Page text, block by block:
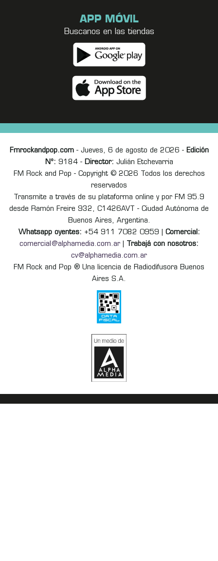
APP MÓVIL
Buscanos en las tiendas
Fmrockandpop.com- Jueves, 6 de agosto de 2026 - Edición
Nº: 9184 - Director: Julián Etchevarria
FM Rock and Pop - Copyright © 2026 Todos los derechos
reservados
Transmite a través de su plataforma online y por FM 95.9
desde Ramón Freire 932, C1426AVT - Ciudad Autónoma de
Buenos Aires, Argentina.
Whatsapp oyentes: +54 911 7082 0959 | Comercial:
comercial@alphamedia.com.ar
Trabajá con nosotros:
cv@alphamedia.com.ar
FM Rock and Pop ® Una licencia de Radiodifusora Buenos
Aires S.A.